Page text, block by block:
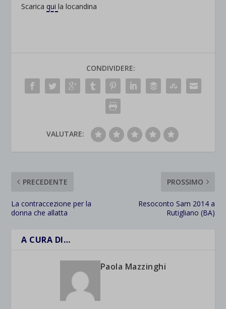
Scaricaquila locandina
CONDIVIDERE:
VALUTARE:
PRECEDENTE
La contraccezione per la
donna che allatta
PROSSIMO
Resoconto Sam 2014 a
Rutigliano (BA)
A CURA DI…
Paola Mazzinghi